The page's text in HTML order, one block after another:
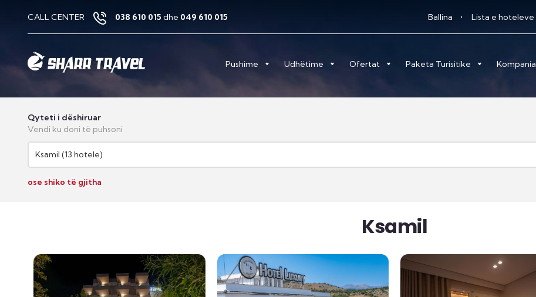
CALL CENTER 038 610 015 dhe 049 610 015 Ballina Lista e hoteleve
Pushime Udhëtime Ofertat Paketa Turisitike Kompania
Qyteti i dëshiruar
Vendi ku doni të puhsoni
Ksamil (13 hotele)
ose shiko të gjitha
Ksamil